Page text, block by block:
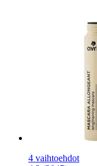
4 vaihtoehdot